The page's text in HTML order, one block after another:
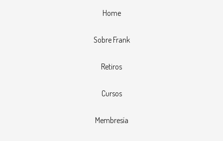
Home
Sobre Frank
Retiros
Cursos
Membresía